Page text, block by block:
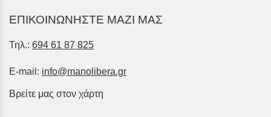
ΕΠΙΚΟΙΝΩΝΗΣΤΕ ΜΑΖΙ ΜΑΣ
Τηλ.: 694 61 87 825
E-mail: info@manolibera.gr
Βρείτε μας στον χάρτη